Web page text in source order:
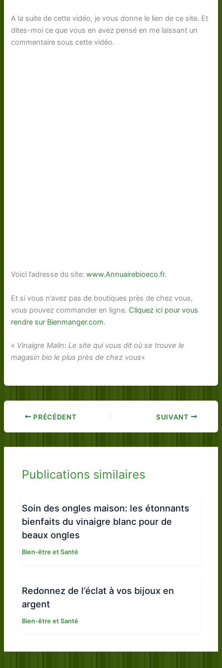
A la suite de cette vidéo, je vous donne le lien de ce site. Et
dites-moi ce que vous en avez pensé en me laissant un
commentaire sous cette vidéo.
Voici l’adresse du site:www.Annuairebioeco.fr.
Et si vous n’avez pas de boutiques près de chez vous,
vous pouvez commander en ligne. Cliquez ici pour vous
rendre sur Bienmanger.com.
« Vinaigre Malin: Le site qui vous dit où se trouve le
magasin bio le plus près de chez vous«
PRÉCÉDENT SUIVANT
Publications similaires
Soin des ongles maison: les étonnants
bienfaits du vinaigre blanc pour de
beaux ongles
Bien-être et Santé
Redonnez de l’éclat à vos bijoux en
argent
Bien-être et Santé